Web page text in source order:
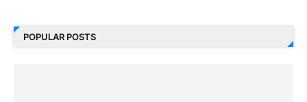
POPULAR POSTS